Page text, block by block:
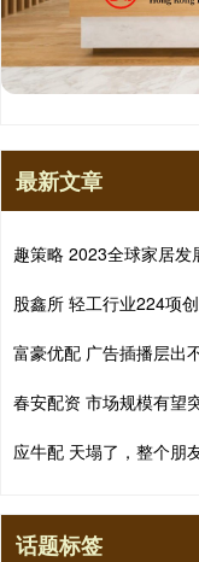
最新文章
趣策略 2023全球家居发
股鑫所 轻工行业224项
富豪优配 广告插播层出
春安配资 市场规模有望
应牛配 天塌了，整个朋
话题标签